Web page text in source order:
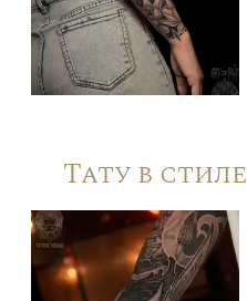
Тату в стиле